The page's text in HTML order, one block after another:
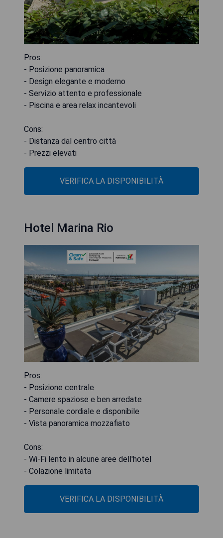
Pros:
- Posizione panoramica
- Design elegante e moderno
- Servizio attento e professionale
- Piscina e area relax incantevoli
Cons:
- Distanza dal centro città
- Prezzi elevati
VERIFICA LA DISPONIBILITÀ
Hotel Marina Rio
Pros:
- Posizione centrale
- Camere spaziose e ben arredate
- Personale cordiale e disponibile
- Vista panoramica mozzafiato
Cons:
- Wi-Fi lento in alcune aree dell'hotel
- Colazione limitata
VERIFICA LA DISPONIBILITÀ